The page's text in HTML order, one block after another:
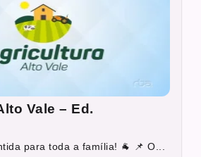
Vale – Ed.
para toda a família! 🐐 📌 O...